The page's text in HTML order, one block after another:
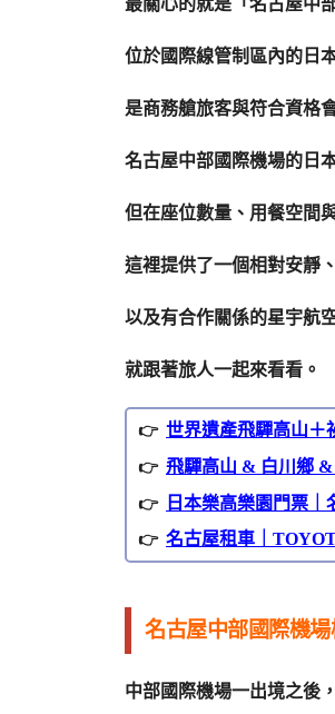
最關心的就是「名古屋中
位於國際線管制區內的日
是商務艙旅客與符合資格
名古屋中部國際機場的日
但在座位數量、用餐空間
這裡提供了一個相對安靜
以及有合作關係的星宇航
就跟著旅人一起來看看。
世界遺產飛驒高山＋
飛驒高山 & 白川鄉
日本樂高樂園門票
名古屋租車｜
名古屋中部國際機
中部國際機場一出境之後